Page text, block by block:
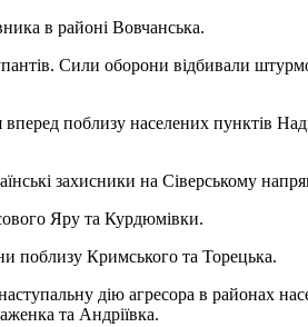
в районі Вовчанська.
Сили оборони відбивали
поблизу населених пунктів
захисники на Сіверському
Яру та Курдюмівки.
поблизу Кримського та Торецька.
дію агресора в районах
та Андріївка.